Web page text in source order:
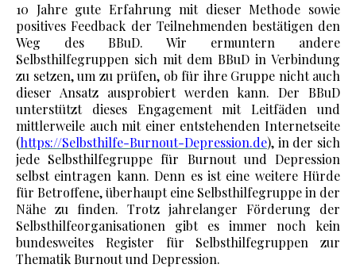
10 Jahre gute Erfahrung mit dieser Methode sowie
positives Feedback der Teilnehmenden bestätigen den
Weg des BBuD. Wir ermuntern andere
Selbsthilfegruppen sich mit dem BBuD in Verbindung
zu setzen, um zu prüfen, ob für ihre Gruppe nicht auch
dieser Ansatz ausprobiert werden kann. Der BBuD
unterstützt dieses Engagement mit Leitfäden und
mittlerweile auch mit einer entstehenden Internetseite
(https://Selbsthilfe-Burnout-Depression.de), in der sich
jede Selbsthilfegruppe für Burnout und Depression
selbst eintragen kann. Denn es ist eine weitere Hürde
für Betroffene, überhaupt eine Selbsthilfegruppe in der
Nähe zu finden. Trotz jahrelanger Förderung der
Selbsthilfeorganisationen gibt es immer noch kein
bundesweites Register für Selbsthilfegruppen zur
Thematik Burnout und Depression.